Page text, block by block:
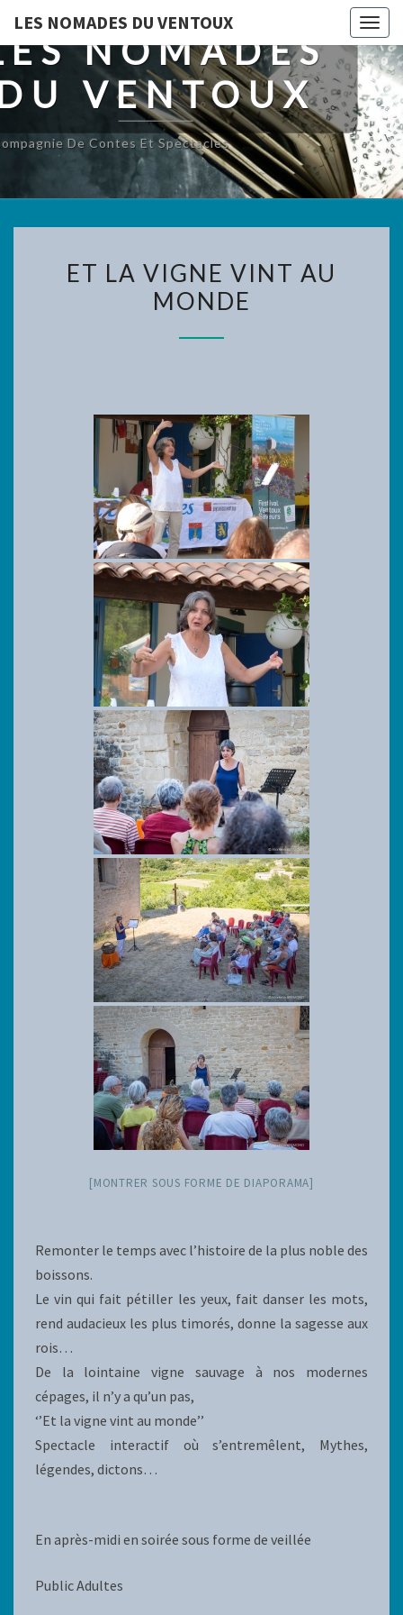
LES NOMADES DU VENTOUX
NOMADES
VENTOUX
De Contes Et Spectacles
LA
VIGNE
ET LA VIGNE VINT AU
MONDE
[MONTRER SOUS FORME DE DIAPORAMA]
Remonter le temps avec l’histoire de la plus noble des
boissons.
Le vin qui fait pétiller les yeux, fait danser les mots,
rend audacieux les plus timorés, donne la sagesse aux
rois…
De la lointaine vigne sauvage à nos modernes
cépages, il n’y a qu’un pas,
‘’Et la vigne vint au monde’’
Spectacle interactif où s’entremêlent, Mythes,
légendes, dictons…
En après-midi en soirée sous forme de veillée
Public Adultes